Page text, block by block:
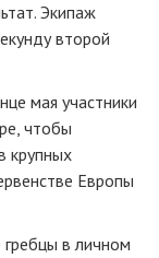
Экипаж
второй
мая участники
чтобы
крупных
Европы
в личном